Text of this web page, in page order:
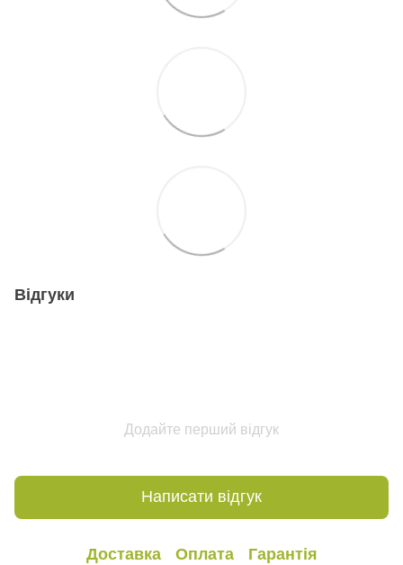
Відгуки
Додайте перший відгук
Написати відгук
Доставка Оплата Гарантія